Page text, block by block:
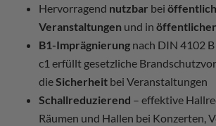
Hervorragend nutzbar bei
Veranstaltungen und in
B1-Imprägnierung nach DIN 4102
c1 erfüllt gesetzliche
dieSicherheit bei Veranstaltungen
Schallreduzierend – effektive
Räumen und Hallen bei Konzerten,